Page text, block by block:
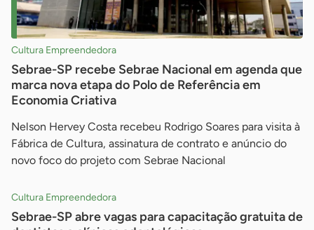
Cultura Empreendedora
Sebrae-SP recebe Sebrae Nacional em agenda que
marca nova etapa do Polo de Referência em
Economia Criativa
Nelson Hervey Costa recebeu Rodrigo Soares para visita à
Fábrica de Cultura, assinatura de contrato e anúncio do
novo foco do projeto com Sebrae Nacional
Cultura Empreendedora
Sebrae-SP abre vagas para capacitação gratuita de